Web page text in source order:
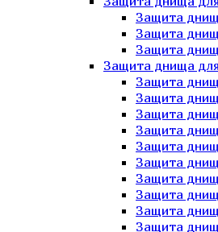
Защита
Защита
Защита
Защита днища
Защита
Защита
Защита
Защита
Защита
Защита
Защита
Защита
Защита
Защита